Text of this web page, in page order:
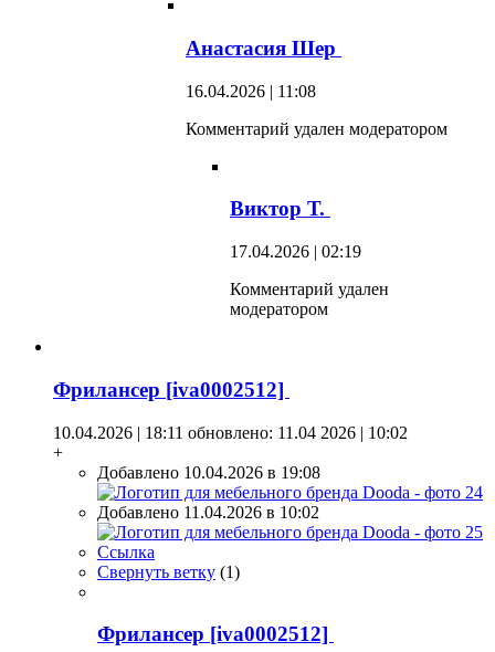
Анастасия Шер
16.04.2026 | 11:08
Комментарий удален модератором
Виктор Т.
17.04.2026 | 02:19
Комментарий удален
модератором
Фрилансер [iva0002512]
10.04.2026 | 18:11 обновлено: 11.04 2026 | 10:02
+
Добавлено 10.04.2026 в 19:08
Добавлено 11.04.2026 в 10:02
Ссылка
Свернуть ветку (1)
Фрилансер [iva0002512]